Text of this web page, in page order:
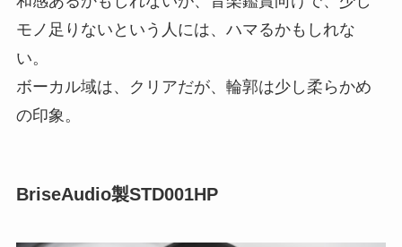
モノ足りないという人には、ハマるかもしれな
い。
ボーカル域は、クリアだが、輪郭は少し柔らかめ
の印象。
BriseAudio製STD001HP